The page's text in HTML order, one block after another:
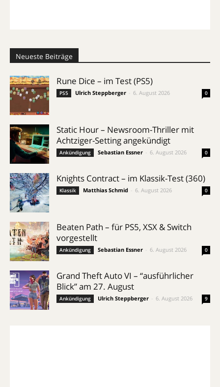
Neueste Beiträge
Rune Dice – im Test (PS5)
PS5 Ulrich Steppberger 6. August 2026 0
Static Hour – Newsroom-Thriller mit
Achtziger-Setting angekündigt
Ankündigung Sebastian Essner 6. August 2026 0
Knights Contract – im Klassik-Test (360)
Klassik Matthias Schmid 6. August 2026 0
Beaten Path – für PS5, XSX & Switch
vorgestellt
Ankündigung Sebastian Essner 6. August 2026 0
Grand Theft Auto VI – “ausführlicher
Blick” am 27. August
Ankündigung Ulrich Steppberger 6. August 2026 9